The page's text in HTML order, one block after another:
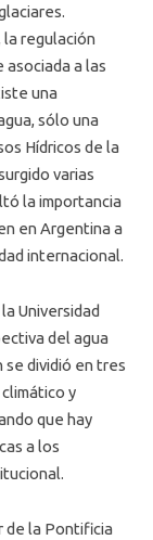
la regulación
a las
una
sólo una
Hídricos de la
varias
la importancia
en Argentina a
internacional.
Universidad
del agua
se dividió en tres
y
que hay
a los
de la Pontificia